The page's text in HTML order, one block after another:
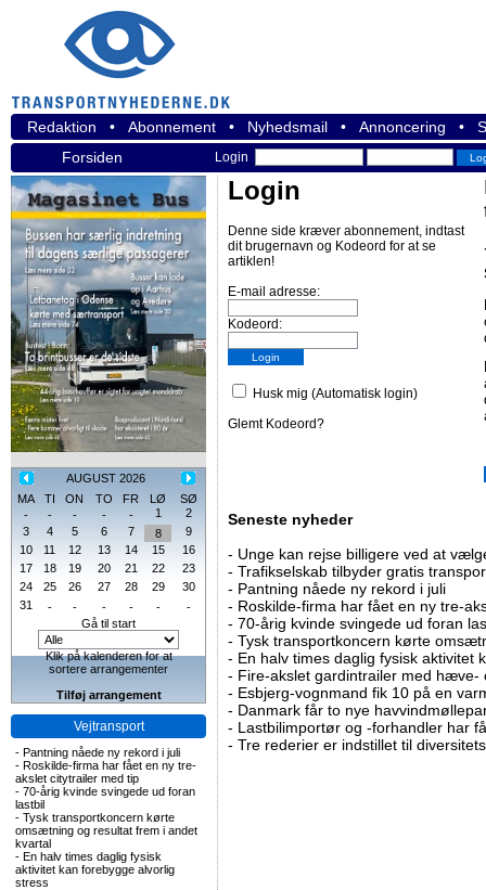
Redaktion • Abonnement • Nyhedsmail • Annoncering •
Forsiden
Login
AUGUST 2026
MA
TI ON TO FR LØ
SØ
-
- - - - 1
2
3
4 5 6 7 8
9
10
11 12 13 14 15
16
17
18 19 20 21 22
23
24
25 26 27 28 29
30
31
- - - - -
-
Gå til start
Klik på kalenderen for at
sortere arrangementer
Tilføj arrangement
Vejtransport
- Pantning nåede ny rekord i juli
- Roskilde-firma har fået en ny tre-
akslet citytrailer med tip
- 70-årig kvinde svingede ud foran
lastbil
- Tysk transportkoncern kørte
omsætning og resultat frem i andet
kvartal
- En halv times daglig fysisk
aktivitet kan forebygge alvorlig
stress
Login
Denne side kræver abonnement, indtast
dit brugernavn og Kodeord for at se
artiklen!
E-mail adresse:
Kodeord:
Husk mig (Automatisk login)
Glemt Kodeord?
Seneste nyheder
- Unge kan rejse billigere ved at
- Trafikselskab tilbyder gratis
- Pantning nåede ny rekord i juli
- Roskilde-firma har fået en ny tre-
- 70-årig kvinde svingede ud foran
- Tysk transportkoncern kørte
- En halv times daglig fysisk aktivitet
- Fire-akslet gardintrailer med hæve-
- Esbjerg-vognmand fik 10 på en
- Danmark får to nye
- Lastbilimportør og -forhandler har
- Tre rederier er indstillet til